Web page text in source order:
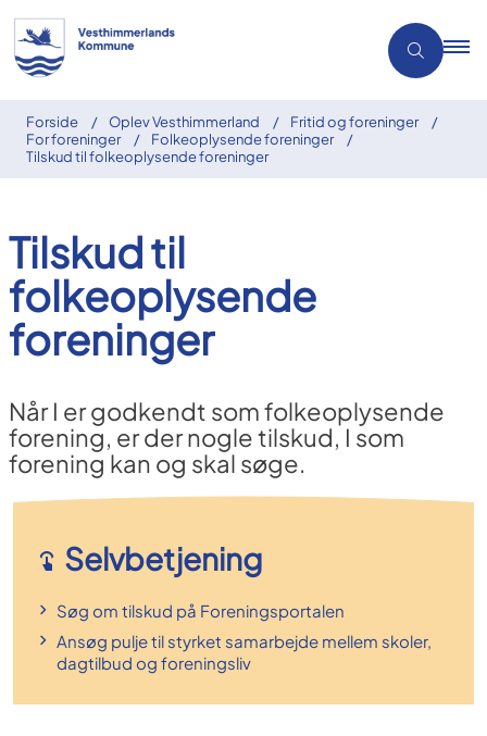
Forside Oplev Vesthimmerland
Fritid og foreninger
For foreninger
Folkeoplysende foreninger
Tilskud til folkeoplysende foreninger
Tilskud til
folkeoplysende
foreninger
Når I er godkendt som folkeoplysende
forening, er der nogle tilskud, I som
forening kan og skal søge.
Selvbetjening
Søg om tilskud på Foreningsportalen
Ansøg pulje til styrket samarbejde mellem skoler,
dagtilbud og foreningsliv